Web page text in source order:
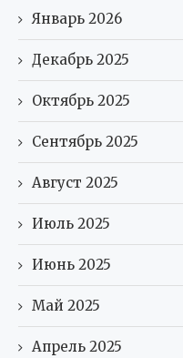
Сентябрь 2025
Август 2025
Июль 2025
Июнь 2025
Май 2025
Апрель 2025
Март 2025
Февраль 2025
Январь 2025